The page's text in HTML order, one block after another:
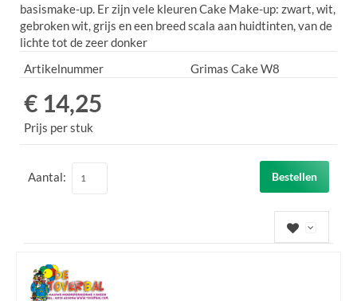
basismake-up. Er zijn vele kleuren Cake Make-up: zwart, wit,
gebroken wit, grijs en een breed scala aan huidtinten, van de
lichte tot de zeer donker
Artikelnummer
Grimas Cake W8
€ 14,25
Prijs per stuk
Aantal: Bestellen